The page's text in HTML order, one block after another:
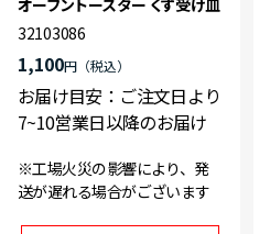
32103086
1,100円
お届け目安：ご注文日より
7~10営業日以降のお届け
※工場火災の影響により、発
送が遅れる場合がございます